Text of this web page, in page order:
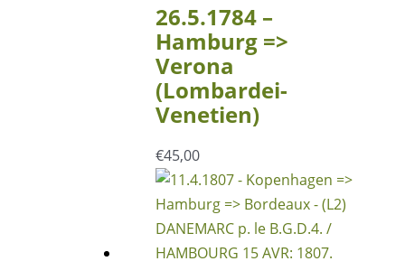
26.5.1784 –
Hamburg =>
Verona
(Lombardei-
Venetien)
€45,00